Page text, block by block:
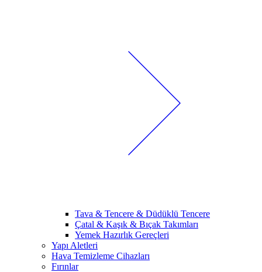
Tava & Tencere & Düdüklü Tencere
Çatal & Kaşık & Bıçak Takımları
Yemek Hazırlık Gereçleri
Yapı Aletleri
Hava Temizleme Cihazları
Fırınlar